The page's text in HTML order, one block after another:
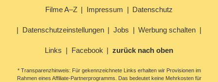
Filme A–Z Impressum Datenschutz
Datenschutzeinstellungen Jobs Werbung schalten
Links Facebook zurück nach oben
* Transparenzhinweis: Für gekennzeichnete Links erhalten wir Provisionen im
Rahmen eines Affiliate-Partnerprogramms. Das bedeutet keine Mehrkosten für